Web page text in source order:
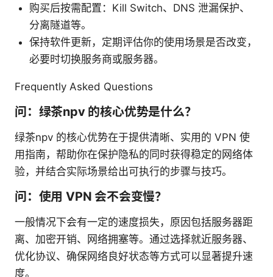
购买后按需配置：Kill Switch、DNS 泄漏保护、
分离隧道等。
保持软件更新，定期评估你的使用场景是否改变，
必要时切换服务商或服务器。
Frequently Asked Questions
问：绿茶npv 的核心优势是什么？
绿茶npv 的核心优势在于提供清晰、实用的 VPN 使
用指南，帮助你在保护隐私的同时获得稳定的网络体
验，并结合实际场景给出可执行的步骤与技巧。
问：使用 VPN 会不会变慢？
一般情况下会有一定的速度损失，原因包括服务器距
离、加密开销、网络拥塞等。通过选择就近服务器、
优化协议、确保网络良好状态等方式可以显著提升速
度。